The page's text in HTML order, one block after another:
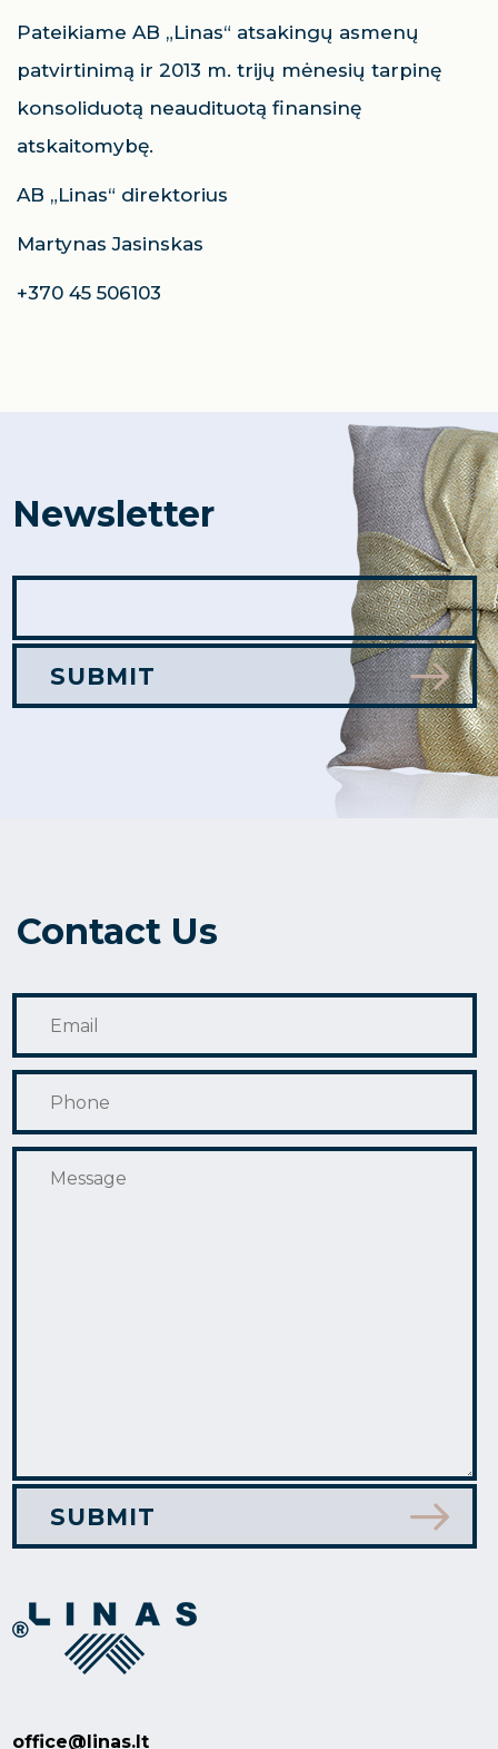
Pateikiame AB „Linas“ atsakingų asmenų
patvirtinimą ir 2013 m. trijų mėnesių tarpinę
konsoliduotą neaudituotą finansinę
atskaitomybę.
AB „Linas“ direktorius
Martynas Jasinskas
+370 45 506103
Newsletter
Contact Us
office@linas.lt